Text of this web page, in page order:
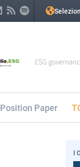
Position Paper
I